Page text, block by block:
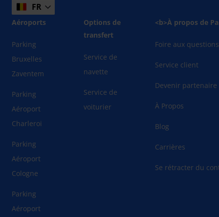
FR
Aéroports
Parking
Bruxelles
Zaventem
Parking
Aéroport
Charleroi
Parking
Aéroport
Cologne
Parking
Aéroport
Options de
transfert
Service de
navette
Service de
voiturier
<b>À propos de
Foire aux questions
Service client
Devenir partenaire
À Propos
Blog
Carrières
Se rétracter du